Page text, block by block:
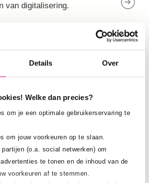
Details Over
Welke dan precies?
om je een optimale gebruikerservaring te
om jouw voorkeuren op te slaan.
(o.a. social netwerken) om
te tonen en de inhoud van de
voorkeuren af te stemmen.
van digitalisering.